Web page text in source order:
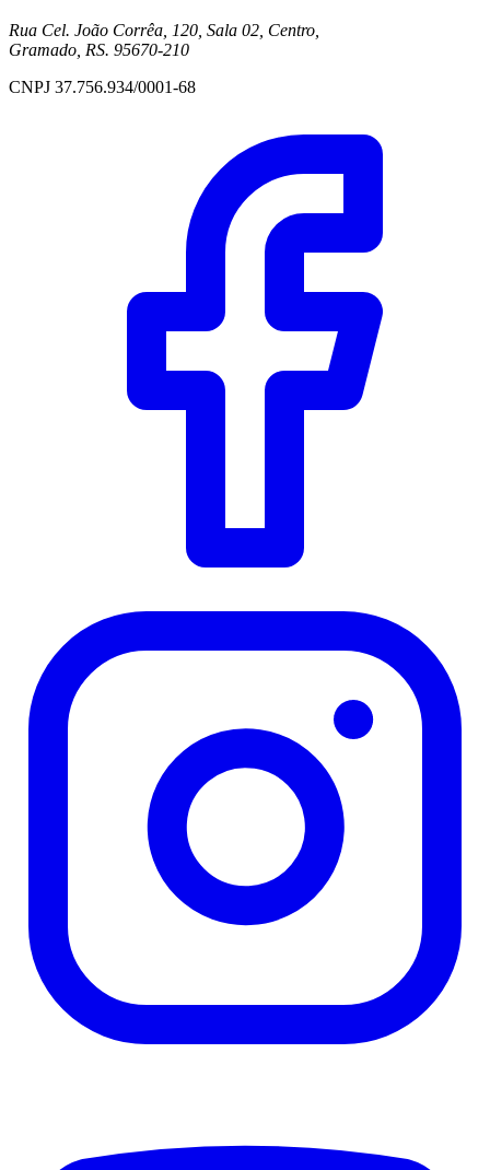
Rua Cel. João Corrêa, 120, Sala 02, Centro,
Gramado, RS. 95670-210
CNPJ 37.756.934/0001-68